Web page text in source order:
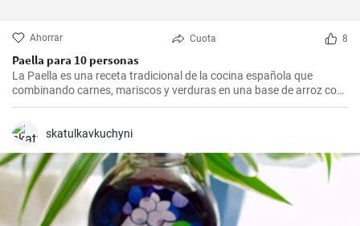
Ahorrar Cuota 8
Paella para 10 personas
La Paella es una receta tradicional de la cocina española que
combinando carnes, mariscos y verduras en una base de arroz con
una mezcla de especias, ofrece una experiencia culinaria llena de
forma de hacer la paella, esta receta se acerca a la versión más
skatulkavkuchyni